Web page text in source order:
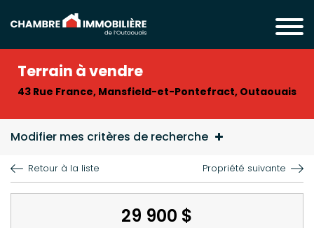
Terrain à vendre
43 Rue France, Mansfield-et-Pontefract, Outaouais
Modifier mes critères de recherche
Retour à la liste Propriété suivante
29 900 $